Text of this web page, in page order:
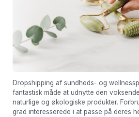
Dropshipping af sundheds- og
fantastisk måde at udnytte den
naturlige og økologiske produkter.
grad interesserede i at passe på deres